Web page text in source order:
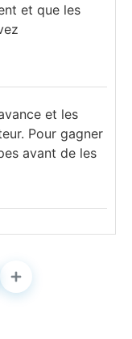
et que les
et les
Pour gagner
avant de les